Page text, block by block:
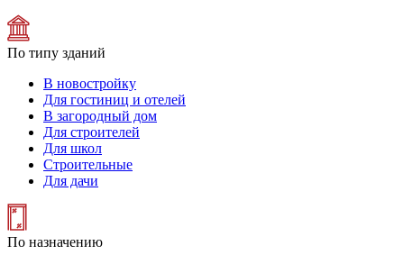
По типу зданий
В новостройку
Для гостиниц и отелей
В загородный дом
Для строителей
Для школ
Строительные
Для дачи
По назначению